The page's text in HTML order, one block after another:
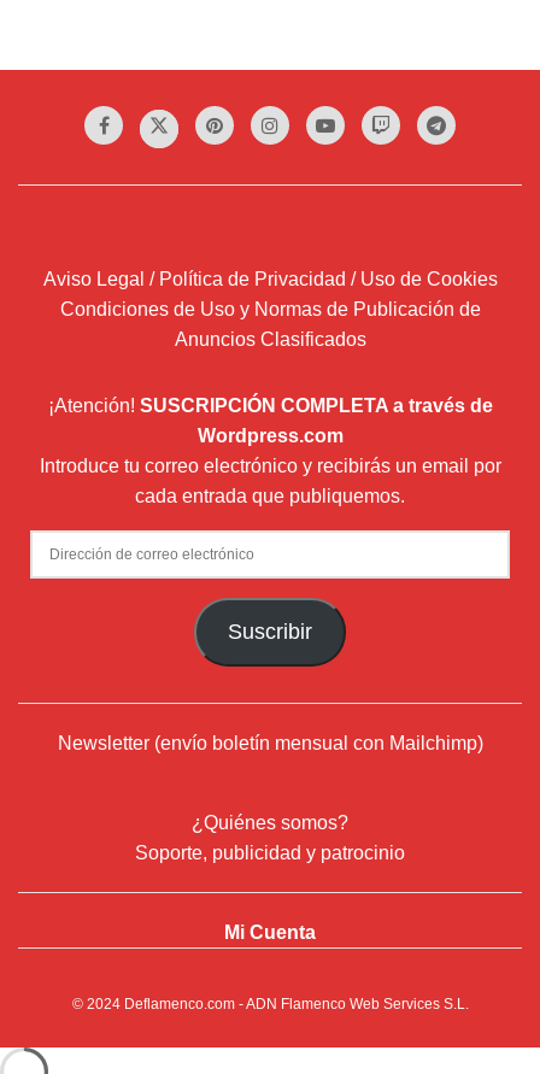
Aviso Legal / Política de Privacidad / Uso de Cookies
Condiciones de Uso y Normas de Publicación de
Anuncios Clasificados
¡Atención! SUSCRIPCIÓN COMPLETA a través de
Wordpress.com
Introduce tu correo electrónico y recibirás un email por
cada entrada que publiquemos.
Dirección
de
Suscribir
Newsletter (envío boletín mensual con Mailchimp)
¿Quiénes somos?
Soporte, publicidad y patrocinio
Mi Cuenta
© 2024 Deflamenco.com- ADN Flamenco Web Services S.L.